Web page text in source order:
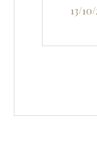
13/10/